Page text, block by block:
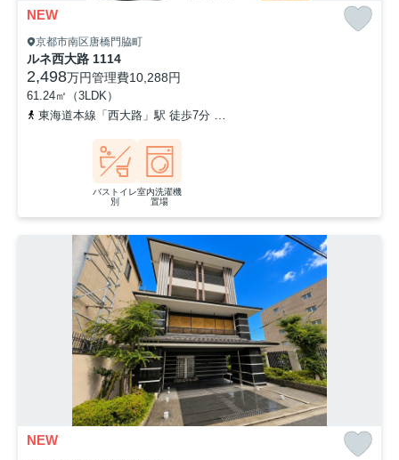
NEW
京都市南区唐橋門脇町
ルネ西大路 1114
2,498万円管理費10,288円
61.24㎡（3LDK）
東海道本線「西大路」駅 徒歩7分
バストイレ
別
室内洗濯機
置場
NEW